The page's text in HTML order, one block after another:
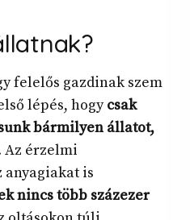
felelős gazdinak szem
lépés, hogycsak
bármilyen állatot,
Az érzelmi
anyagiakat is
nincs több százezer